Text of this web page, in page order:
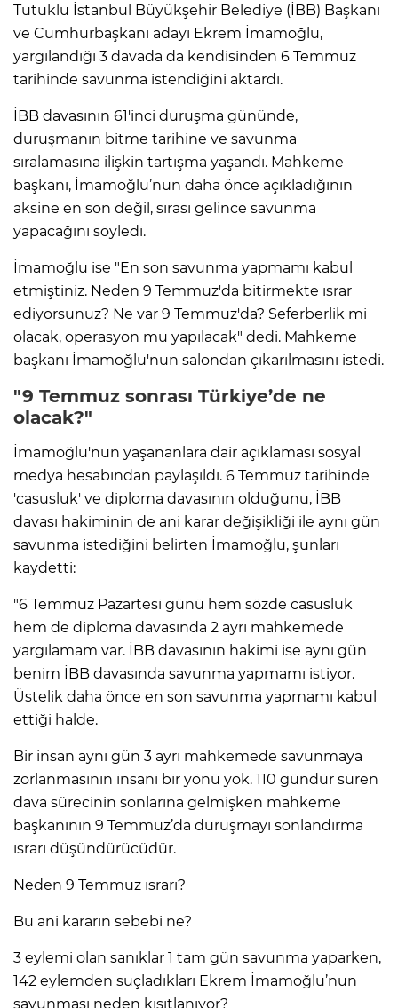
Tutuklu İstanbul Büyükşehir Belediye (İBB) Başkanı
ve Cumhurbaşkanı adayı Ekrem İmamoğlu,
yargılandığı 3 davada da kendisinden 6 Temmuz
tarihinde savunma istendiğini aktardı.
İBB davasının 61'inci duruşma gününde,
duruşmanın bitme tarihine ve savunma
sıralamasına ilişkin tartışma yaşandı. Mahkeme
başkanı, İmamoğlu’nun daha önce açıkladığının
aksine en son değil, sırası gelince savunma
yapacağını söyledi.
İmamoğlu ise "En son savunma yapmamı kabul
etmiştiniz. Neden 9 Temmuz'da bitirmekte ısrar
ediyorsunuz? Ne var 9 Temmuz'da? Seferberlik mi
olacak, operasyon mu yapılacak" dedi. Mahkeme
başkanı İmamoğlu'nun salondan çıkarılmasını istedi.
"9 Temmuz sonrası Türkiye’de ne
olacak?"
İmamoğlu'nun yaşananlara dair açıklaması sosyal
medya hesabından paylaşıldı. 6 Temmuz tarihinde
'casusluk' ve diploma davasının olduğunu, İBB
davası hakiminin de ani karar değişikliği ile aynı gün
savunma istediğini belirten İmamoğlu, şunları
kaydetti:
"6 Temmuz Pazartesi günü hem sözde casusluk
hem de diploma davasında 2 ayrı mahkemede
yargılamam var. İBB davasının hakimi ise aynı gün
benim İBB davasında savunma yapmamı istiyor.
Üstelik daha önce en son savunma yapmamı kabul
ettiği halde.
Bir insan aynı gün 3 ayrı mahkemede savunmaya
zorlanmasının insani bir yönü yok. 110 gündür süren
dava sürecinin sonlarına gelmişken mahkeme
başkanının 9 Temmuz’da duruşmayı sonlandırma
ısrarı düşündürücüdür.
Neden 9 Temmuz ısrarı?
Bu ani kararın sebebi ne?
3 eylemi olan sanıklar 1 tam gün savunma yaparken,
142 eylemden suçladıkları Ekrem İmamoğlu’nun
savunması neden kısıtlanıyor?